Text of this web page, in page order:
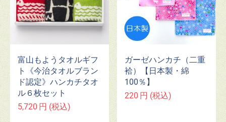
富山もようタオルギフ
ト《今治タオルブラン
ド認定》ハンカチタオ
ル６枚セット
5,720 円 (税込)
ガーゼハンカチ（二重
袷）【日本製・綿
100％】
220 円 (税込)